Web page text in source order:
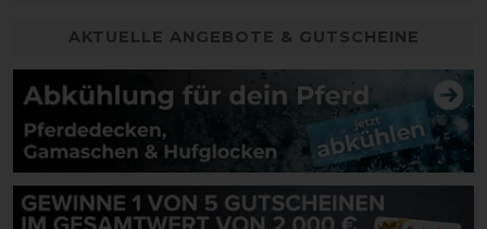
AKTUELLE ANGEBOTE & GUTSCHEINE